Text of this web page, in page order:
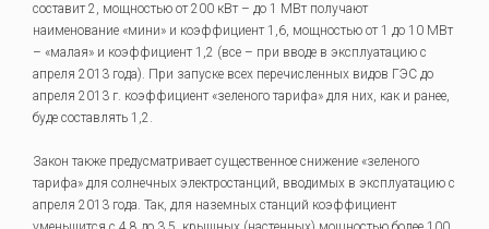
составит 2, мощностью от 200 кВт – до 1 МВт получают
наименование «мини» и коэффициент 1,6, мощностью от 1 до 10 МВт
– «малая» и коэффициент 1,2 (все – при вводе в эксплуатацию с
апреля 2013 года). При запуске всех перечисленных видов ГЭС до
апреля 2013 г. коэффициент «зеленого тарифа» для них, как и ранее,
буде составлять 1,2.
Закон также предусматривает существенное снижение «зеленого
тарифа» для солнечных электростанций, вводимых в эксплуатацию с
апреля 2013 года. Так, для наземных станций коэффициент